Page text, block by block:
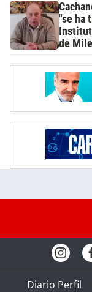
"se ha
de
Diario Perfil